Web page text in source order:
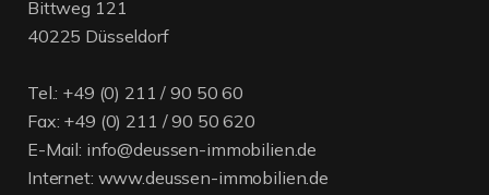
Bittweg 121
40225 Düsseldorf
Tel.: +49 (0) 211 / 90 50 60
Fax: +49 (0) 211 / 90 50 620
E-Mail: info@deussen-immobilien.de
Internet: www.deussen-immobilien.de